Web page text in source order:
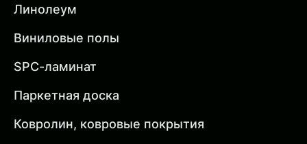
Линолеум
Виниловые полы
SPC-ламинат
Паркетная доска
Ковролин, ковровые покрытия